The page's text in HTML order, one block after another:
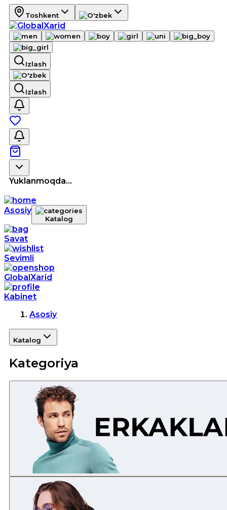
Toshkent
Izlash
Izlash
Yuklanmoqda...
Asosiy
Katalog
Savat
Sevimli
GlobalXarid
Kabinet
Asosiy
Katalog
Kategoriya